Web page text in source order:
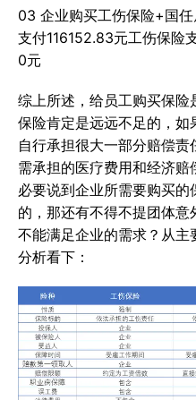
03 企业购买工伤保险+国
支付116152.83元工伤保险
0元
综上所述，给员工购买保
保险肯定是远远不足的，
自行承担很大一部分赔偿
需承担的医疗费用和经济
必要说到企业所需要购买
的，那还有不得不提团体
不能满足企业的需求？从
分析看下：